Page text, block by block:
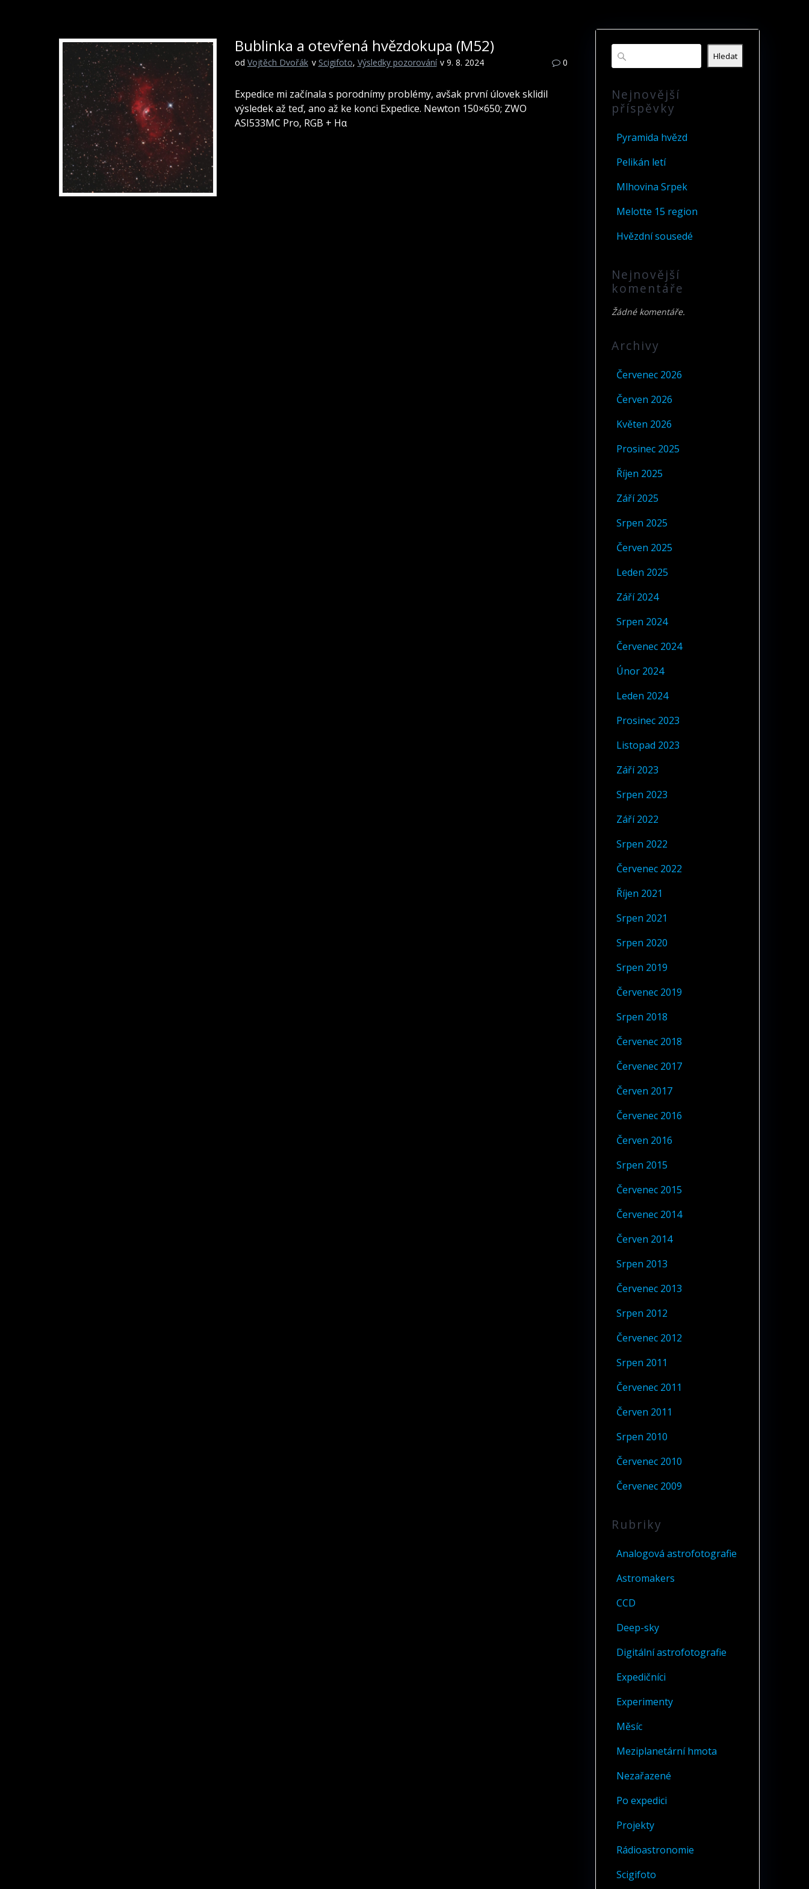
Bublinka a otevřená hvězdokupa (M52)
od Vojtěch Dvořák v Scigifoto, Výsledky pozorování v 9. 8. 2024 0
Expedice mi začínala s porodnímy problémy, avšak první úlovek sklidil
výsledek až teď, ano až ke konci Expedice. Newton 150×650; ZWO
ASI533MC Pro, RGB + Hα
Hledat
Nejnovější
příspěvky
Pyramida hvězd
Pelikán letí
Mlhovina Srpek
Melotte 15 region
Hvězdní sousedé
Nejnovější
komentáře
Žádné komentáře.
Archivy
Červenec 2026
Červen 2026
Květen 2026
Prosinec 2025
Říjen 2025
Září 2025
Srpen 2025
Červen 2025
Leden 2025
Září 2024
Srpen 2024
Červenec 2024
Únor 2024
Leden 2024
Prosinec 2023
Listopad 2023
Září 2023
Srpen 2023
Září 2022
Srpen 2022
Červenec 2022
Říjen 2021
Srpen 2021
Srpen 2020
Srpen 2019
Červenec 2019
Srpen 2018
Červenec 2018
Červenec 2017
Červen 2017
Červenec 2016
Červen 2016
Srpen 2015
Červenec 2015
Červenec 2014
Červen 2014
Srpen 2013
Červenec 2013
Srpen 2012
Červenec 2012
Srpen 2011
Červenec 2011
Červen 2011
Srpen 2010
Červenec 2010
Červenec 2009
Rubriky
Analogová astrofotografie
Astromakers
CCD
Deep-sky
Digitální astrofotografie
Expedičníci
Experimenty
Měsíc
Meziplanetární hmota
Nezařazené
Po expedici
Projekty
Rádioastronomie
Scigifoto